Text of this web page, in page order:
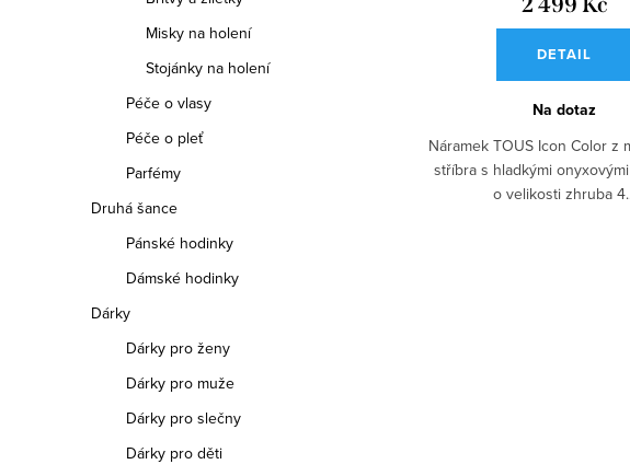
Misky na holení
Stojánky na holení
Péče o vlasy
Péče o pleť
Parfémy
Druhá šance
Pánské hodinky
Dámské hodinky
Dárky
Dárky pro ženy
Dárky pro muže
Dárky pro slečny
Dárky pro děti
DETAIL
Na dotaz
Náramek TOUS Icon Color z
stříbra s hladkými
o velikosti zhruba